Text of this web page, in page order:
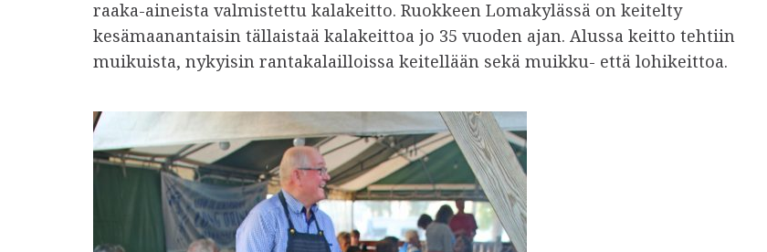
a
i
s
u
raaka-aineista valmistettu kalakeitto. Ruokkeen Lomakylässä on keitelty
kesämaanantaisin tällaistaä kalakeittoa jo 35 vuoden ajan. Alussa keitto tehtiin
muikuista, nykyisin rantakalailloissa keitellään sekä muikku- että lohikeittoa.